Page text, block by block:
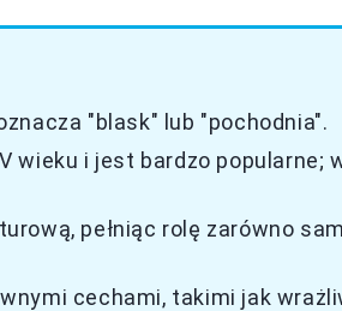
"blask" lub "pochodnia".
wieku i jest bardzo popularne;
pełniąc rolę zarówno
cechami, takimi jak